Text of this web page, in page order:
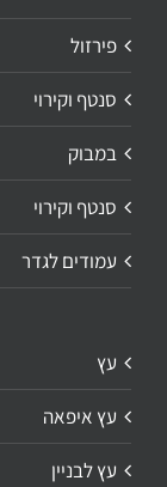
פירזול
סנטף וקירוי
במבוק
סנטף וקירוי
עמודים לגדר
עץ
עץ איפאה
עץ לבניין